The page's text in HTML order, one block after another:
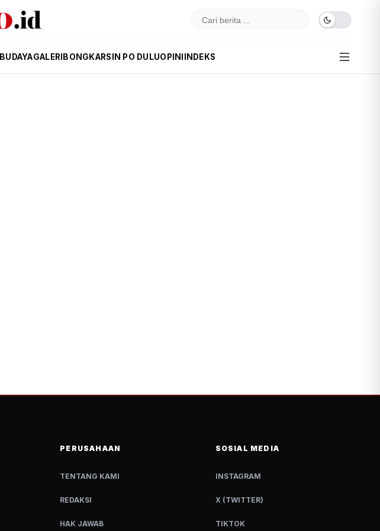
BUDAYAGALERI BONGKARSIN PO DULUOPINI INDEKS
PERUSAHAAN
TENTANG KAMI
REDAKSI
HAK JAWAB
SOSIAL MEDIA
INSTAGRAM
X (TWITTER)
TIKTOK